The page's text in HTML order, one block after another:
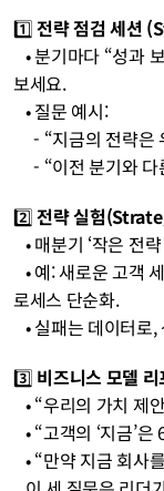
1️⃣ 전략 점검 세션
• 분기마다 “성과
보세요.
• 질문 예시:
- “지금의 전
- “이전 분기
2️⃣ 전략 실험
• 매분기 ‘작은 전
• 예: 새로운 고객
로세스 단순화.
• 실패는 데이터로
3️⃣ 비즈니스 모델
• “우리의 가치 제
• “고객의 ‘지금’
• “만약 지금 회사